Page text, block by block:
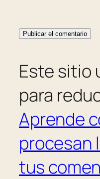
Este sitio
para
Aprende
procesan
tus